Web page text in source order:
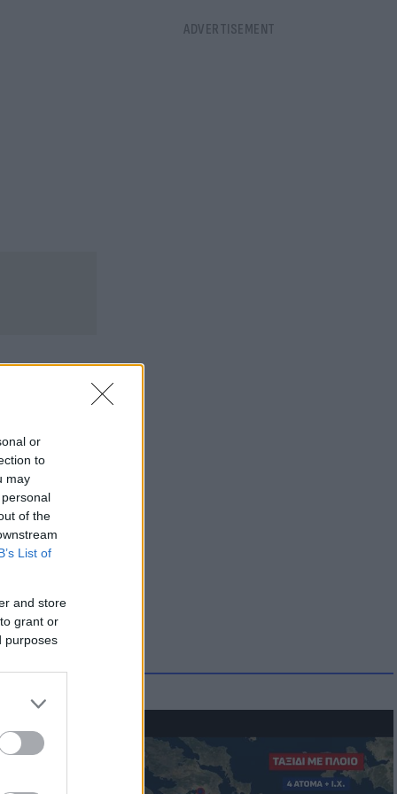
or
to
may
of the
List of
and store
grant or
purposes